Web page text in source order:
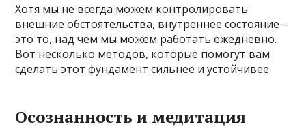
Хотя мы не всегда можем контролировать
внешние обстоятельства, внутреннее состояние –
это то, над чем мы можем работать ежедневно.
Вот несколько методов, которые помогут вам
сделать этот фундамент сильнее и устойчивее.
Осознанность и медитация